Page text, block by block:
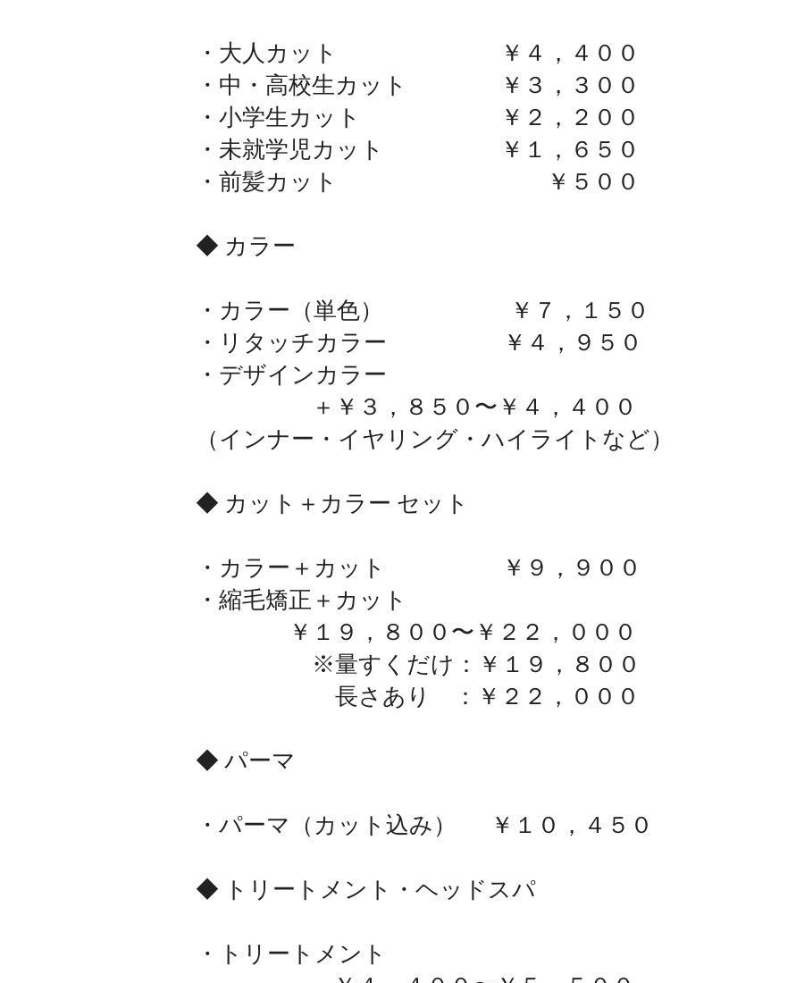
・大人カット ￥４，４００
・中・高校生カット ￥３，３００
・小学生カット ￥２，２００
・未就学児カット ￥１，６５０
・前髪カット ￥５００
◆ カラー
・カラー（単色） ￥７，１５０
・リタッチカラー ￥４，９５０
・デザインカラー
＋￥３，８５０〜￥４，４００
（インナー・イヤリング・ハイライトなど）
◆ カット＋カラー セット
・カラー＋カット ￥９，９００
・縮毛矯正＋カット
￥１９，８００〜￥２２，０００
※量すくだけ：￥１９，８００
長さあり ：￥２２，０００
◆ パーマ
・パーマ（カット込み） ￥１０，４５０
◆ トリートメント・ヘッドスパ
・トリートメント